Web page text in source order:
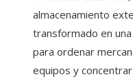
almacenamiento
transformado en
para ordenar
equipos y